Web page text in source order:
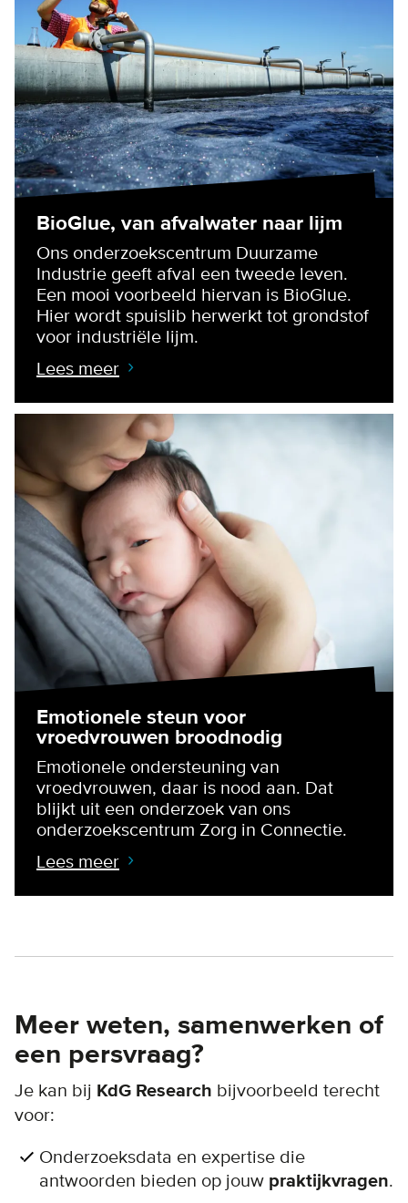
BioGlue, van afvalwater naar lijm
Ons onderzoekscentrum Duurzame
Industrie geeft afval een tweede leven.
Een mooi voorbeeld hiervan is BioGlue.
Hier wordt spuislib herwerkt tot grondstof
voor industriële lijm.
Lees meer
Emotionele steun voor
vroedvrouwen broodnodig
Emotionele ondersteuning van
vroedvrouwen, daar is nood aan. Dat
blijkt uit een onderzoek van ons
onderzoekscentrum Zorg in Connectie.
Lees meer
Meer weten, samenwerken of
een persvraag?
Je kan bij KdG Research bijvoorbeeld terecht
voor:
Onderzoeksdata en expertise die
antwoorden bieden op jouw praktijkvragen.